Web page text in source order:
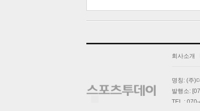
회사소개
명칭: (주)
발행소:
TEL :